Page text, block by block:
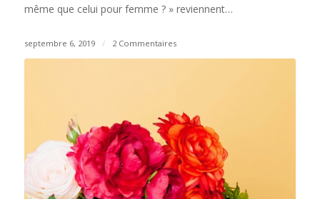
même que celui pour femme ? » reviennent…
septembre 6, 2019 / 2 Commentaires